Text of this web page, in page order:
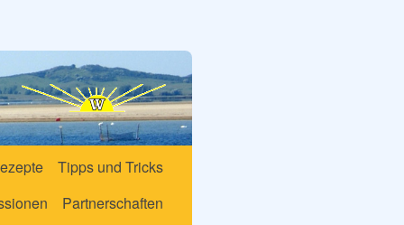
Tipps und Tricks
Partnerschaften